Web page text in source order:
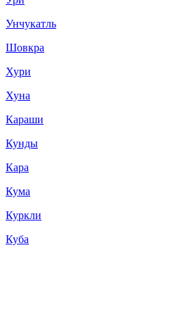
Унчукатль
Шовкра
Хури
Хуна
Караши
Кунды
Кара
Кума
Куркли
Куба